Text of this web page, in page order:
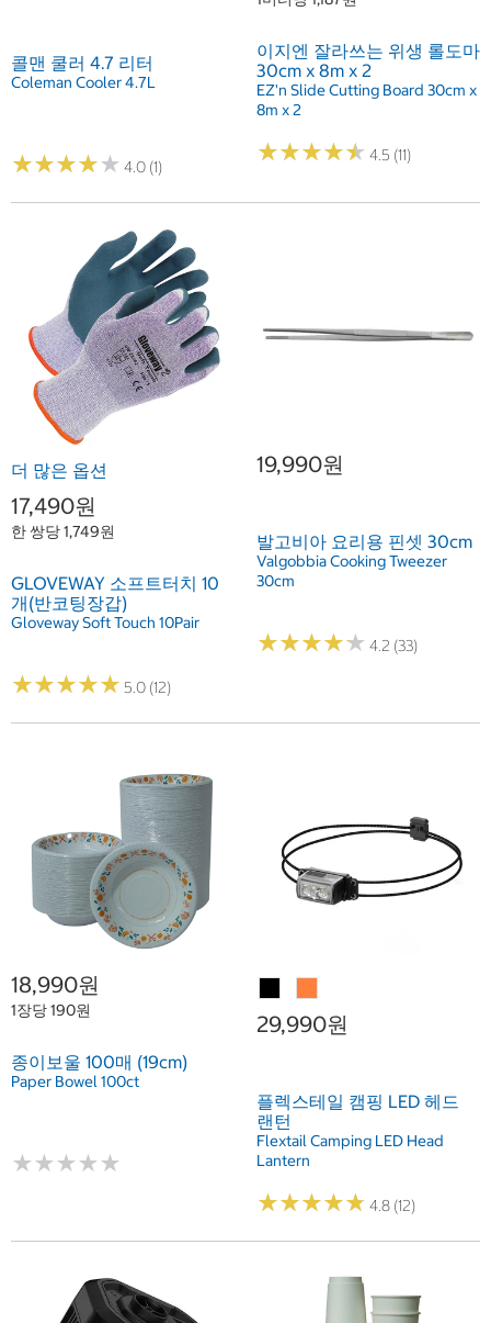
콜맨 쿨러 4.7 리터
Coleman Cooler 4.7L
★★★★★
★★★★★ 4.0 (1)
이지엔 잘라쓰는 위생 롤도마
30cm x 8m x 2
EZ'n Slide Cutting Board 30cm x
8m x 2
★★★★★
★★★★★ 4.5 (11)
더 많은 옵션
17,490원
한 쌍당 1,749원
GLOVEWAY 소프트터치 10
개(반코팅장갑)
Gloveway Soft Touch 10Pair
★★★★★
★★★★★ 5.0 (12)
19,990원
발고비아 요리용 핀셋 30cm
Valgobbia Cooking Tweezer
30cm
★★★★★
★★★★★ 4.2 (33)
18,990원
1장당 190원
종이보울 100매 (19cm)
Paper Bowel 100ct
★★★★★
★★★★★
29,990원
플렉스테일 캠핑 LED 헤드
랜턴
Flextail Camping LED Head
Lantern
★★★★★
★★★★★ 4.8 (12)